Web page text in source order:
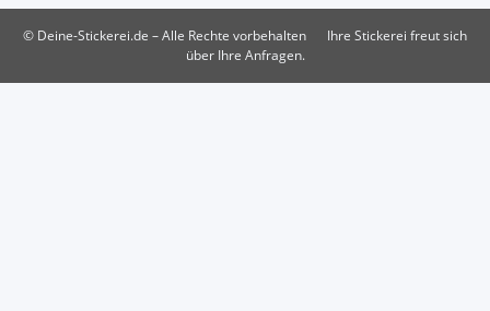
© Deine-Stickerei.de – Alle Rechte vorbehalten
Ihre Stickerei freut sich
über Ihre Anfragen.